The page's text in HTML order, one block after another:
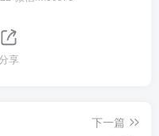
享
下一篇